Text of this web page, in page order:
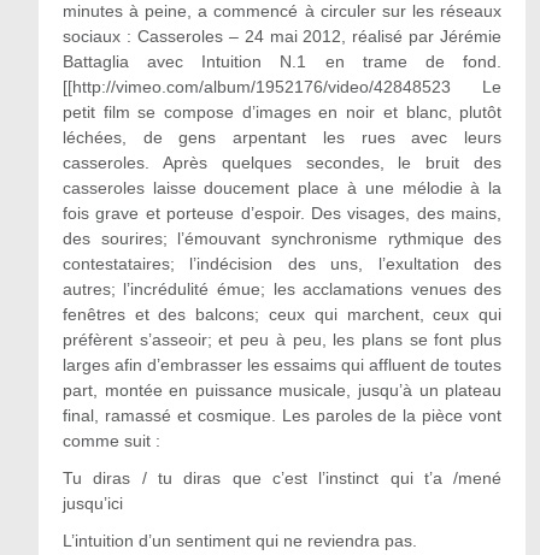
minutes à peine, a commencé à circuler sur les réseaux
sociaux : Casseroles – 24 mai 2012, réalisé par Jérémie
Battaglia avec Intuition N.1 en trame de fond.
[[http://vimeo.com/album/1952176/video/42848523 Le
petit film se compose d’images en noir et blanc, plutôt
léchées, de gens arpentant les rues avec leurs
casseroles. Après quelques secondes, le bruit des
casseroles laisse doucement place à une mélodie à la
fois grave et porteuse d’espoir. Des visages, des mains,
des sourires; l’émouvant synchronisme rythmique des
contestataires; l’indécision des uns, l’exultation des
autres; l’incrédulité émue; les acclamations venues des
fenêtres et des balcons; ceux qui marchent, ceux qui
préfèrent s’asseoir; et peu à peu, les plans se font plus
larges afin d’embrasser les essaims qui affluent de toutes
part, montée en puissance musicale, jusqu’à un plateau
final, ramassé et cosmique. Les paroles de la pièce vont
comme suit :
Tu diras / tu diras que c’est l’instinct qui t’a /mené
jusqu’ici
L’intuition d’un sentiment qui ne reviendra pas.